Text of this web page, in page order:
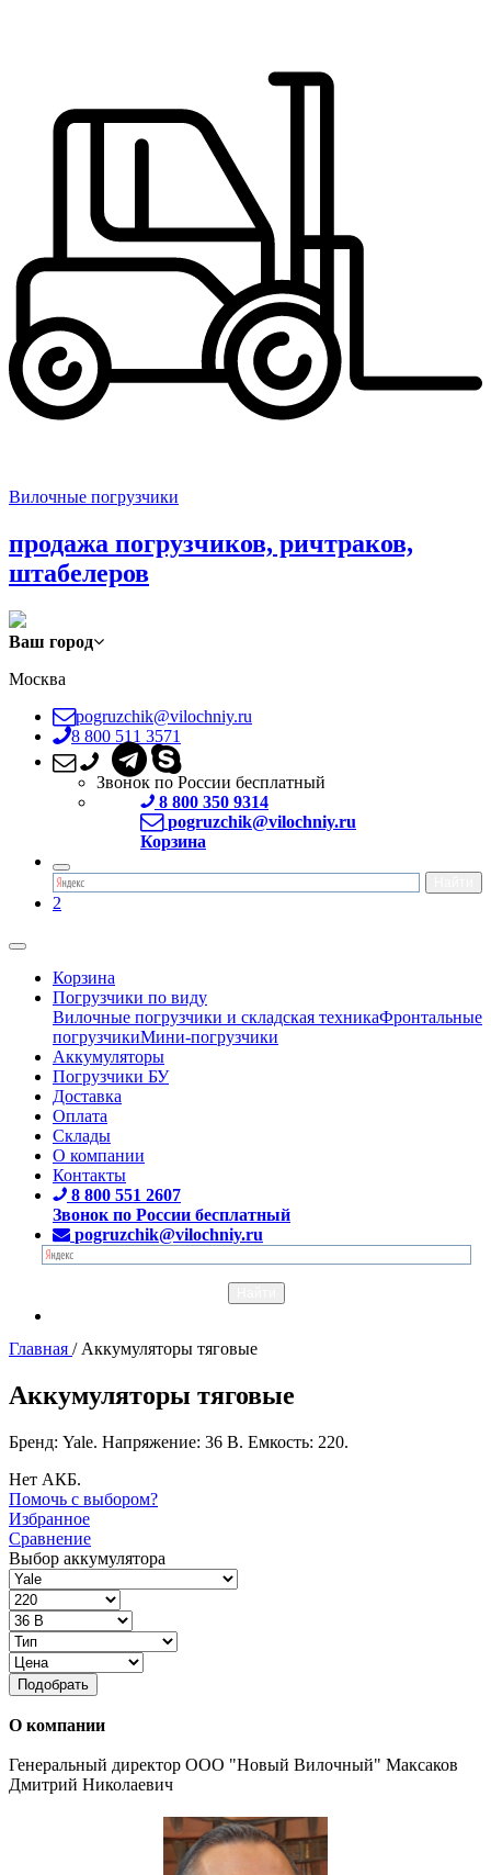
Вилочные погрузчики
продажа погрузчиков, ричтраков,
штабелеров
Ваш город
Москва
pogruzchik@vilochniy.ru
8 800 511 3571
Звонок по России бесплатный
8 800 350 9314
pogruzchik@vilochniy.ru
Корзина
2
Корзина
Погрузчики по виду
Вилочные погрузчики и складская техникаФронтальные
погрузчикиМини-погрузчики
Аккумуляторы
Погрузчики БУ
Доставка
Оплата
Склады
О компании
Контакты
8 800 551 2607
Звонок по России бесплатный
pogruzchik@vilochniy.ru
Главная / Аккумуляторы тяговые
Аккумуляторы тяговые
Бренд: Yale. Напряжение: 36 В. Емкость: 220.
Нет АКБ.
Помочь с выбором?
Избранное
Сравнение
Выбор аккумулятора
Подобрать
О компании
Генеральный директор ООО "Новый Вилочный" Максаков
Дмитрий Николаевич